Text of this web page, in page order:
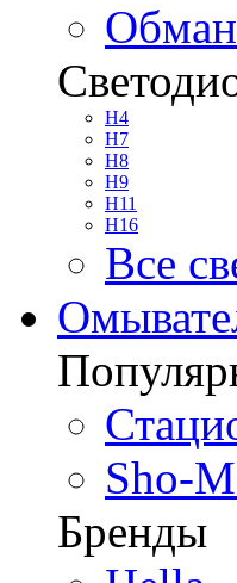
H4
H7
H8
H9
H11
H16
Все
Sho-
Бренды